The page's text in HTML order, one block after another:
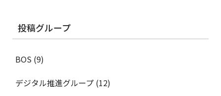
投稿グループ
BOS (9)
デジタル推進グループ (12)